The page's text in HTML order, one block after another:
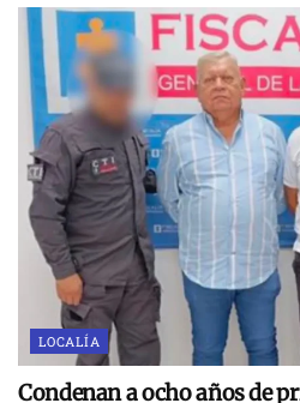
LOCALÍA
Condenan a ocho años de